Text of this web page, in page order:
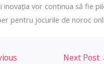
inovația vor continua să fie
pentru jocurile de noroc
Next Post